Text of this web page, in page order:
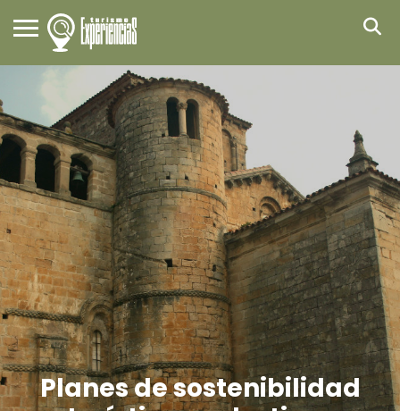
Planes de sostenibilidad